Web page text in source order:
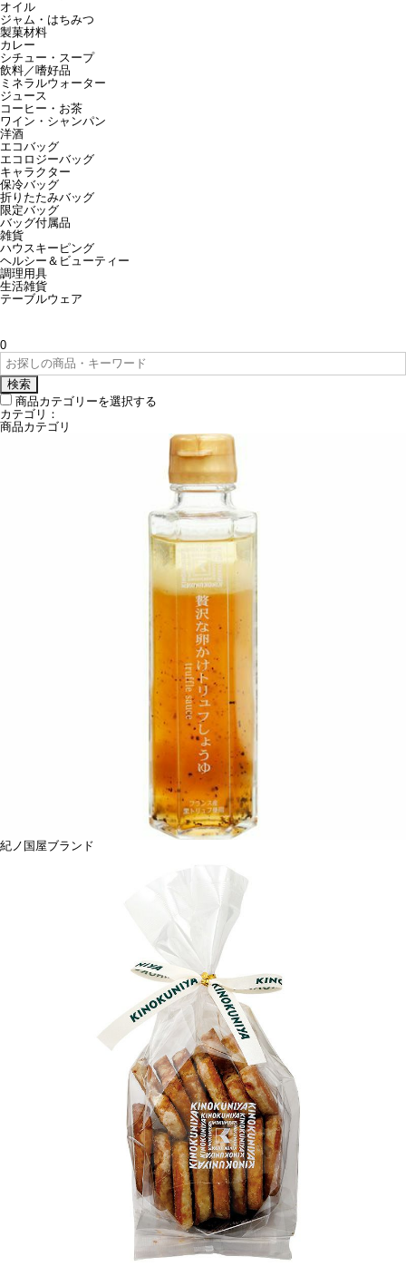
オイル
ジャム・はちみつ
製菓材料
カレー
シチュー・スープ
飲料／嗜好品
ミネラルウォーター
ジュース
コーヒー・お茶
ワイン・シャンパン
洋酒
エコバッグ
エコロジーバッグ
キャラクター
保冷バッグ
折りたたみバッグ
限定バッグ
バッグ付属品
雑貨
ハウスキーピング
ヘルシー＆ビューティー
調理用具
生活雑貨
テーブルウェア
0
検索
商品カテゴリーを選択する
カテゴリ：
商品カテゴリ
紀ノ国屋ブランド